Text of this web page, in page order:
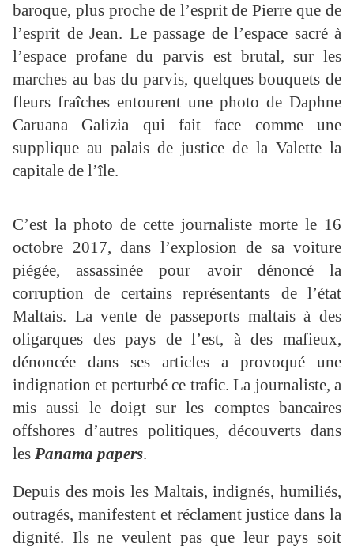
baroque, plus proche de l’esprit de Pierre que de
l’esprit de Jean. Le passage de l’espace sacré à
l’espace profane du parvis est brutal, sur les
marches au bas du parvis, quelques bouquets de
fleurs fraîches entourent une photo de Daphne
Caruana Galizia qui fait face comme une
supplique au palais de justice de la Valette la
capitale de l’île.
C’est la photo de cette journaliste morte le 16
octobre 2017, dans l’explosion de sa voiture
piégée, assassinée pour avoir dénoncé la
corruption de certains représentants de l’état
Maltais. La vente de passeports maltais à des
oligarques des pays de l’est, à des mafieux,
dénoncée dans ses articles a provoqué une
indignation et perturbé ce trafic. La journaliste, a
mis aussi le doigt sur les comptes bancaires
offshores d’autres politiques, découverts dans
les Panama papers.
Depuis des mois les Maltais, indignés, humiliés,
outragés, manifestent et réclament justice dans la
dignité. Ils ne veulent pas que leur pays soit